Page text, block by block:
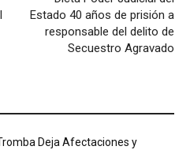
Estado 40 años de prisión a
responsable del delito de
Secuestro Agravado
Deja Afectaciones y